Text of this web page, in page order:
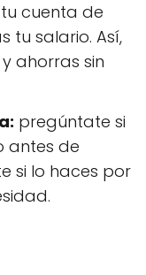
cuenta de
tu salario. Así,
ahorras sin
pregúntate si
antes de
si lo haces por